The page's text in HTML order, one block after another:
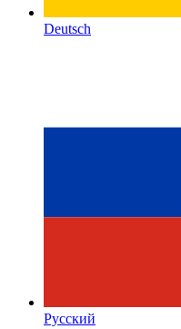
Deutsch
Русский